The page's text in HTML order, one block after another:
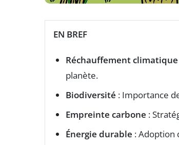
EN BREF
Réchauffement climatique
planète.
Biodiversité : Importance
Empreinte carbone :
Énergie durable : Adoption